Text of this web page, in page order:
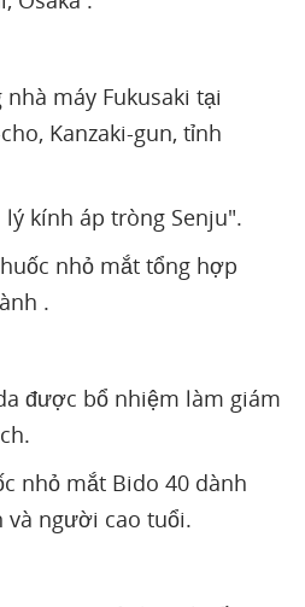
máy Fukusaki tại
Kanzaki-gun, tỉnh
kính áp tròng Senju".
nhỏ mắt tổng hợp
.
được bổ nhiệm làm giám
nhỏ mắt Bido 40 dành
người cao tuổi.